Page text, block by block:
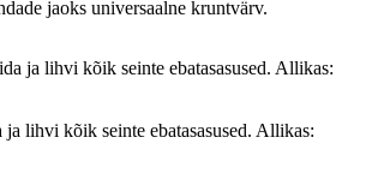
jaoks universaalne kruntvärv.
lihvi kõik seinte ebatasasused. Allikas: